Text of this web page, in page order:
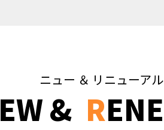
ニュー ＆ リニューアル
EW & R